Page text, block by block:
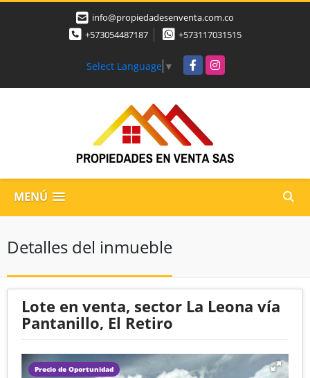
info@propiedadesenventa.com.co
+573054487187
+573117031515
Select Language ▼ FacebookInstagram
MENÚ
Detalles del inmueble
Lote en venta, sector La Leona vía
Pantanillo, El Retiro
Precio de Oportunidad